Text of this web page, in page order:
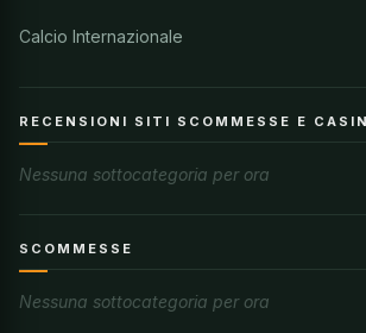
Calcio Internazionale
RECENSIONI SITI SCOMMESSE E
Nessuna sottocategoria per ora
SCOMMESSE
Nessuna sottocategoria per ora